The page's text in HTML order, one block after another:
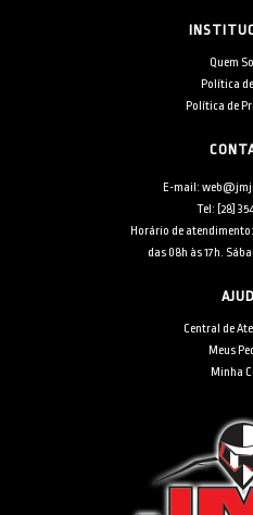
Quem
Política
Política de
E-mail:
Tel: [28]
Horário de
das 08h às 17h.
Central de
Meus
Minha